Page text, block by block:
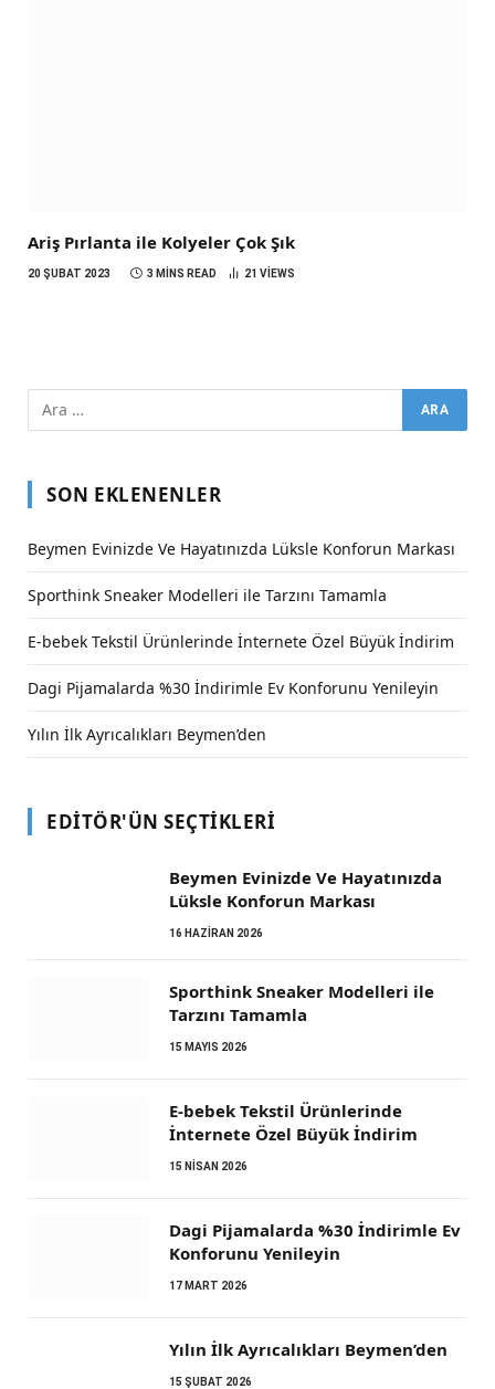
Ariş Pırlanta ile Kolyeler Çok Şık
20 ŞUBAT 2023 3 MINS READ 21 VIEWS
SON EKLENENLER
Beymen Evinizde Ve Hayatınızda Lüksle Konforun Markası
Sporthink Sneaker Modelleri ile Tarzını Tamamla
E-bebek Tekstil Ürünlerinde İnternete Özel Büyük İndirim
Dagi Pijamalarda %30 İndirimle Ev Konforunu Yenileyin
Yılın İlk Ayrıcalıkları Beymen’den
EDITÖR'ÜN SEÇTIKLERI
Beymen Evinizde Ve Hayatınızda
Lüksle Konforun Markası
16 HAZIRAN 2026
Sporthink Sneaker Modelleri ile
Tarzını Tamamla
15 MAYIS 2026
E-bebek Tekstil Ürünlerinde
İnternete Özel Büyük İndirim
15 NISAN 2026
Dagi Pijamalarda %30 İndirimle Ev
Konforunu Yenileyin
17 MART 2026
Yılın İlk Ayrıcalıkları Beymen’den
15 ŞUBAT 2026